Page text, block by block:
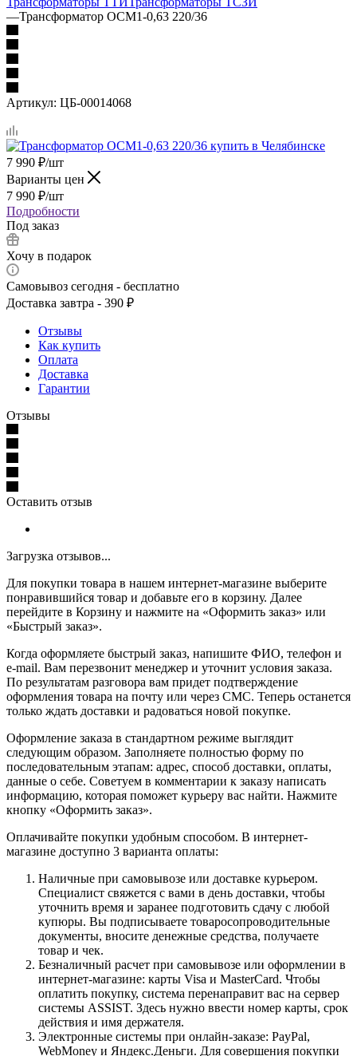
—Трансформатор ОСМ1-0,63 220/36
Артикул: ЦБ-00014068
7 990 ₽/шт
Варианты цен
7 990 ₽/шт
Подробности
Под заказ
Хочу в подарок
Самовывоз сегодня - бесплатно
Доставка завтра - 390 ₽
Отзывы
Как купить
Оплата
Доставка
Гарантии
Отзывы
Оставить отзыв
Загрузка отзывов...
Для покупки товара в нашем интернет-магазине выберите
понравившийся товар и добавьте его в корзину. Далее
перейдите в Корзину и нажмите на «Оформить заказ» или
«Быстрый заказ».
Когда оформляете быстрый заказ, напишите ФИО, телефон и
e-mail. Вам перезвонит менеджер и уточнит условия заказа.
По результатам разговора вам придет подтверждение
оформления товара на почту или через СМС. Теперь останется
только ждать доставки и радоваться новой покупке.
Оформление заказа в стандартном режиме выглядит
следующим образом. Заполняете полностью форму по
последовательным этапам: адрес, способ доставки, оплаты,
данные о себе. Советуем в комментарии к заказу написать
информацию, которая поможет курьеру вас найти. Нажмите
кнопку «Оформить заказ».
Оплачивайте покупки удобным способом. В интернет-
магазине доступно 3 варианта оплаты:
Наличные при самовывозе или доставке курьером.
Специалист свяжется с вами в день доставки, чтобы
уточнить время и заранее подготовить сдачу с любой
купюры. Вы подписываете товаросопроводительные
документы, вносите денежные средства, получаете
товар и чек.
Безналичный расчет при самовывозе или оформлении в
интернет-магазине: карты Visa и MasterCard. Чтобы
оплатить покупку, система перенаправит вас на сервер
системы ASSIST. Здесь нужно ввести номер карты, срок
действия и имя держателя.
Электронные системы при онлайн-заказе: PayPal,
WebMoney и Яндекс.Деньги. Для совершения покупки